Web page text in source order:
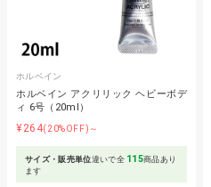
ホルベイン
ホルベイン アクリリック ヘビーボデ
ィ 6号（20ml）
¥264(20%OFF)～
サイズ・販売単位違いで全 115商品あり
ます